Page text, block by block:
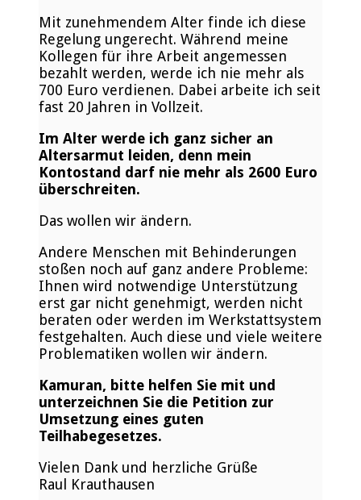
Mit zunehmendem Alter finde ich diese
Regelung ungerecht. Während meine
Kollegen für ihre Arbeit angemessen
bezahlt werden, werde ich nie mehr als
700 Euro verdienen. Dabei arbeite ich seit
fast 20 Jahren in Vollzeit.
Im Alter werde ich ganz sicher an
Altersarmut leiden, denn mein
Kontostand darf nie mehr als 2600 Euro
überschreiten.
Das wollen wir ändern.
Andere Menschen mit Behinderungen
stoßen noch auf ganz andere Probleme:
Ihnen wird notwendige Unterstützung
erst gar nicht genehmigt, werden nicht
beraten oder werden im Werkstattsystem
festgehalten. Auch diese und viele weitere
Problematiken wollen wir ändern.
Kamuran, bitte helfen Sie mit und
unterzeichnen Sie die Petition zur
Umsetzung eines guten
Teilhabegesetzes.
Vielen Dank und herzliche Grüße
Raul Krauthausen